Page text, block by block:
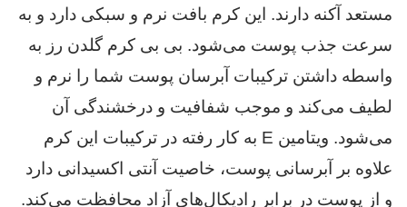
مستعد آکنه دارند. این کرم بافت نرم و سبکی دارد و به
سرعت جذب پوست می‌شود. بی بی کرم گلدن رز به
واسطه داشتن ترکیبات آبرسان پوست شما را نرم و
لطیف می‌کند و موجب شفافیت و درخشندگی آن
می‌شود. ویتامین E به کار رفته در ترکیبات این کرم
علاوه بر آبرسانی پوست، خاصیت آنتی اکسیدانی دارد
و از پوست در برابر رادیکال‌های آزاد محافظت می‌کند.